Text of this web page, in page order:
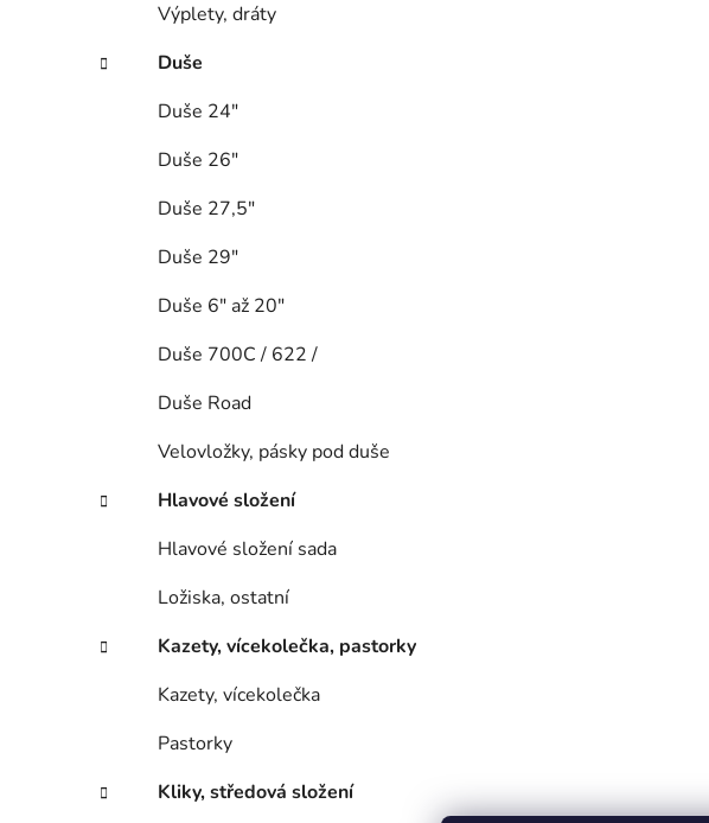
Výplety, dráty
Duše
Duše 24"
Duše 26"
Duše 27,5"
Duše 29"
Duše 6" až 20"
Duše 700C / 622 /
Duše Road
Velovložky, pásky pod duše
Hlavové složení
Hlavové složení sada
Ložiska, ostatní
Kazety, vícekolečka, pastorky
Kazety, vícekolečka
Pastorky
Kliky, středová složení